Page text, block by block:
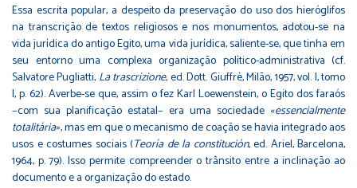
Essa escrita popular, a despeito da preservação do uso dos hieróglifos
na transcrição de textos religiosos e nos monumentos, adotou-se na
vida jurídica do antigo Egito, uma vida jurídica, saliente-se, que tinha em
seu entorno uma complexa organização político-administrativa (cf.
Salvatore Pugliatti, La trascrizione, ed. Dott. Giuffrè, Milão, 1957, vol. I, tomo
I, p. 62). Averbe-se que, assim o fez Karl Loewenstein, o Egito dos faraós
−com sua planificação estatal− era uma sociedade «essencialmente
totalitária», mas em que o mecanismo de coação se havia integrado aos
usos e costumes sociais (Teoría de la constitución, ed. Ariel, Barcelona,
1964, p. 79). Isso permite compreender o trânsito entre a inclinação ao
documento e a organização do estado.